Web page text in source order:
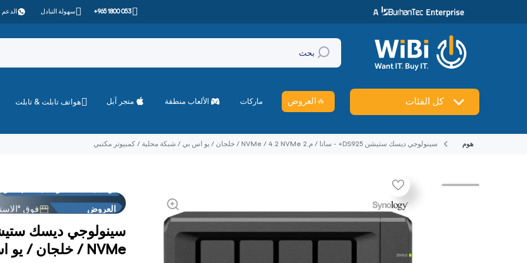
تخطي إلى المحتوى +965 1800 053 سهولة التبادل
بحث
كل الفئات 🔥 العروض ماركات الألعاب منطقة متجر آبل هواتف تابلت & تابلت
هوم سينولوجي ديسك ستيشن DS925+ - ساتا / م.2 NVMe / 4.2 NVMe / خلجان / يو اس بي / شبكة محلية / كمبيوتر مكتبي
تخطي إلى منتج معلومات
العروض فوق
العروض فوق
NVMe / خلجان / يو اس بي / شبكة محلية / كمبيوتر مكتبي